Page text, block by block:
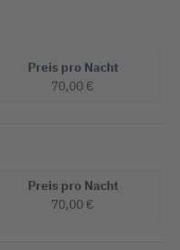
Preis pro Nacht
70,00 €
Preis pro Nacht
70,00 €